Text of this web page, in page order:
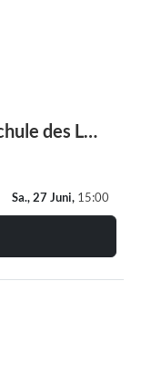
Sommerkonzert der Musikschule des Landkreises Altenburg
Sa., 27 Juni, 15:00